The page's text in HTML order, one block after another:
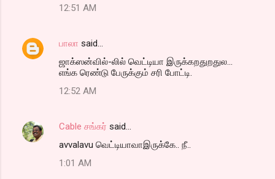
12:51 AM
பாலா said…
ஜாக்ஸன்வில்-லில் வெட்டியா இருக்கறதுறதுல...
எங்க ரெண்டு பேருக்கும் சரி போட்டி.
12:52 AM
Cable சங்கர் said…
avvalavu வெட்டியாவாஇருக்கே.. நீ..
1:01 AM